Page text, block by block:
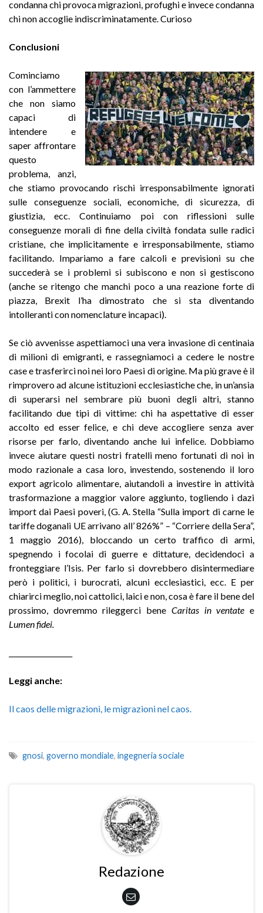
condanna chi provoca migrazioni, profughi e invece condanna
chi non accoglie indiscriminatamente. Curioso
Conclusioni
Cominciamo
con l’ammettere
che non siamo
capaci di
intendere e
saper affrontare
questo
problema, anzi,
che stiamo provocando rischi irresponsabilmente ignorati
sulle conseguenze sociali, economiche, di sicurezza, di
giustizia, ecc. Continuiamo poi con riflessioni sulle
conseguenze morali di fine della civiltà fondata sulle radici
cristiane, che implicitamente e irresponsabilmente, stiamo
facilitando. Impariamo a fare calcoli e previsioni su che
succederà se i problemi si subiscono e non si gestiscono
(anche se ritengo che manchi poco a una reazione forte di
piazza, Brexit l’ha dimostrato che si sta diventando
intolleranti con nomenclature incapaci).
Se ciò avvenisse aspettiamoci una vera invasione di centinaia
di milioni di emigranti, e rassegniamoci a cedere le nostre
case e trasferirci noi nei loro Paesi di origine. Ma più grave è il
rimprovero ad alcune istituzioni ecclesiastiche che, in un’ansia
di superarsi nel sembrare più buoni degli altri, stanno
facilitando due tipi di vittime: chi ha aspettative di esser
accolto ed esser felice, e chi deve accogliere senza aver
risorse per farlo, diventando anche lui infelice. Dobbiamo
invece aiutare questi nostri fratelli meno fortunati di noi in
modo razionale a casa loro, investendo, sostenendo il loro
export agricolo alimentare, aiutandoli a investire in attività
trasformazione a maggior valore aggiunto, togliendo i dazi
import dai Paesi poveri, (G. A. Stella “Sulla import di carne le
tariffe doganali UE arrivano all’ 826%” – “Corriere della Sera”,
1 maggio 2016), bloccando un certo traffico di armi,
spegnendo i focolai di guerre e dittature, decidendoci a
fronteggiare l’Isis. Per farlo si dovrebbero disintermediare
però i politici, i burocrati, alcuni ecclesiastici, ecc. E per
chiarirci meglio, noi cattolici, laici e non, cosa è fare il bene del
prossimo, dovremmo rileggerci bene Caritas in ventate e
Lumen fidei.
Leggi anche:
Il caos delle migrazioni, le migrazioni nel caos.
gnosi, governo mondiale, ingegneria sociale
Redazione